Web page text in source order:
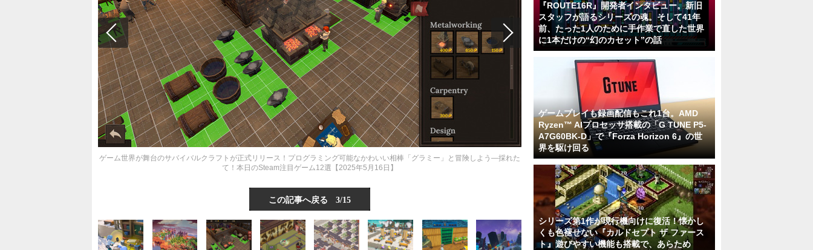
ゲーム世界が舞台のサバイバルクラフトが正式リリース！プログラミング可能なかわいい相棒「グラミー」と冒険しよう―採れた
て！本日のSteam注目ゲーム12選【2025年5月16日】
この記事へ戻る 3/15
『ROUTE16R』開発者インタビュー。新旧
スタッフが語るシリーズの魂。そして41年
前、たった1人のために手作業で直した世界
に1本だけの“幻のカセット”の話
ゲームプレイも録画配信もこれ1台。AMD
Ryzen™ AIプロセッサ搭載の「G TUNE P5-
A7G60BK-D」で『Forza Horizon 6』の世
界を駆け回る
シリーズ第1作が現行機向けに復活！懐かし
くも色褪せない『カルドセプト ザ ファース
ト』遊びやすい機能も搭載で、あらため